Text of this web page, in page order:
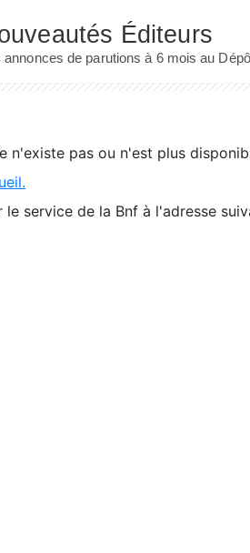
n'existe pas ou n'est plus
le service de la Bnf à l'adresse